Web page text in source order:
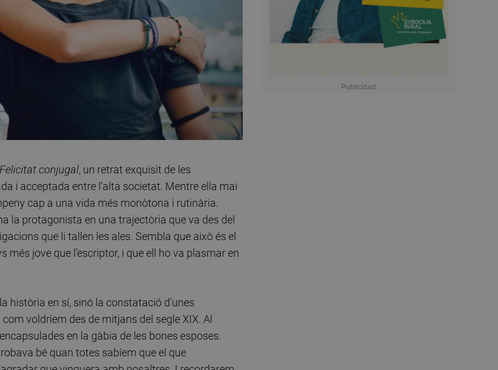
Felicitat conjugal, un retrat exquisit de les
i acceptada entre l’alta societat. Mentre ella mai
cap a una vida més monòtona i rutinària.
la protagonista en una trajectòria que va des del
que li tallen les ales. Sembla que això és el
jove que l’escriptor, i que ell ho va plasmar en
història en sí, sinó la constatació d’unes
voldríem des de mitjans del segle XIX. Al
en la gàbia de les bones esposes.
bé quan totes sabíem que el que